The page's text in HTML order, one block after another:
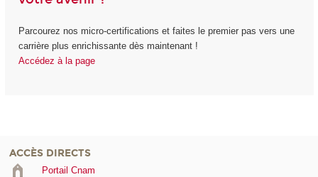
Parcourez nos micro-certifications et faites le premier pas vers une
carrière plus enrichissante dès maintenant !
Accédez à la page
ACCÈS DIRECTS
Portail Cnam